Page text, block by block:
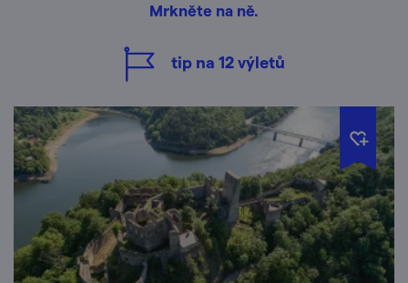
Mrkněte na ně.
tip na 12výletů